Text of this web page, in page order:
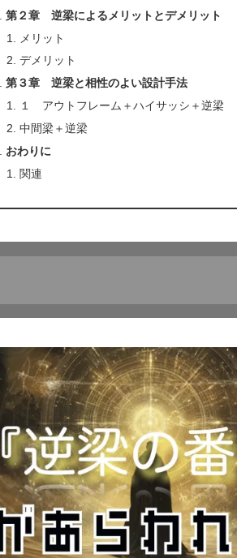
第２章 逆梁によるメリットとデメリット
メリット
デメリット
第３章 逆梁と相性のよい設計手法
１ アウトフレーム＋ハイサッシ＋逆梁
中間梁＋逆梁
おわりに
関連